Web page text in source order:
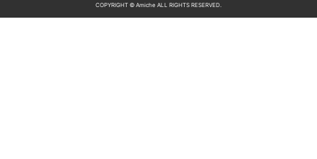
COPYRIGHT © Amiche ALL RIGHTS RESERVED.